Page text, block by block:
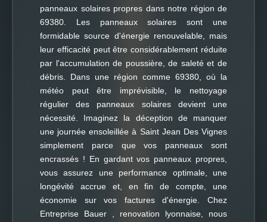
panneaux solaires propres dans notre région de
69380. Les panneaux solaires sont une
formidable source d'énergie renouvelable, mais
leur efficacité peut être considérablement réduite
par l'accumulation de poussière, de saleté et de
débris. Dans une région comme 69380, où la
météo peut être imprévisible, le nettoyage
régulier des panneaux solaires devient une
nécessité. Imaginez la déception de manquer
une journée ensoleillée à Saint Jean Des Vignes
simplement parce que vos panneaux sont
encrassés ! En gardant vos panneaux propres,
vous assurez une performance optimale, une
longévité accrue et, en fin de compte, une
économie sur vos factures d'énergie. Chez
Entreprise Bauer , renovation lyonnaise, nous